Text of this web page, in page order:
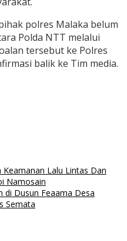
polres Malaka belum
Polda NTT melalui
tersebut ke Polres
balik ke Tim media.
Keamanan Lalu Lintas Dan
Namosain
di Dusun Feaama Desa
Semata